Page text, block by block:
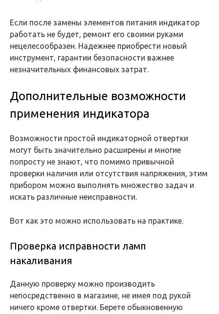
Если после замены элементов питания индикатор
работать не будет, ремонт его своими руками
нецелесообразен. Надежнее приобрести новый
инструмент, гарантии безопасности важнее
незначительных финансовых затрат.
Дополнительные возможности
применения индикатора
Возможности простой индикаторной отвертки
могут быть значительно расширены и многие
попросту не знают, что помимо привычной
проверки наличия или отсутствия напряжения, этим
прибором можно выполнять множество задач и
искать различные неисправности.
Вот как это можно использовать на практике.
Проверка исправности ламп
накаливания
Данную проверку можно производить
непосредственно в магазине, не имея под рукой
ничего кроме отвертки. Берете обыкновенную